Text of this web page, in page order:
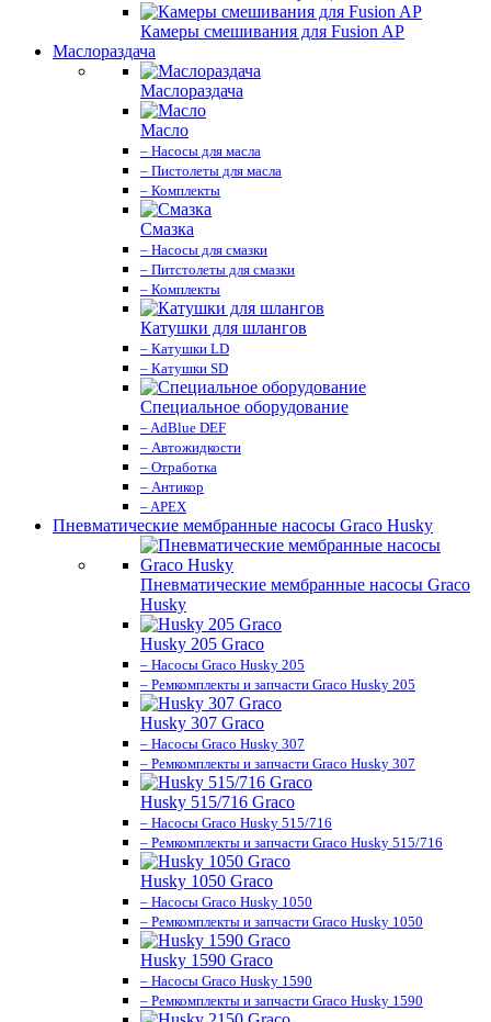
Камеры смешивания для Fusion AP
Маслораздача
Маслораздача
Масло
– Насосы для масла
– Пистолеты для масла
– Комплекты
Смазка
– Насосы для смазки
– Питстолеты для смазки
– Комплекты
Катушки для шлангов
– Катушки LD
– Катушки SD
Специальное оборудование
– AdBlue DEF
– Автожидкости
– Отработка
– Антикор
– APEX
Пневматические мембранные насосы Graco Husky
Пневматические мембранные насосы Graco
Husky
Husky 205 Graco
– Насосы Graco Husky 205
– Ремкомплекты и запчасти Graco Husky 205
Husky 307 Graco
– Насосы Graco Husky 307
– Ремкомплекты и запчасти Graco Husky 307
Husky 515/716 Graco
– Насосы Graco Husky 515/716
– Ремкомплекты и запчасти Graco Husky 515/716
Husky 1050 Graco
– Насосы Graco Husky 1050
– Ремкомплекты и запчасти Graco Husky 1050
Husky 1590 Graco
– Насосы Graco Husky 1590
– Ремкомплекты и запчасти Graco Husky 1590